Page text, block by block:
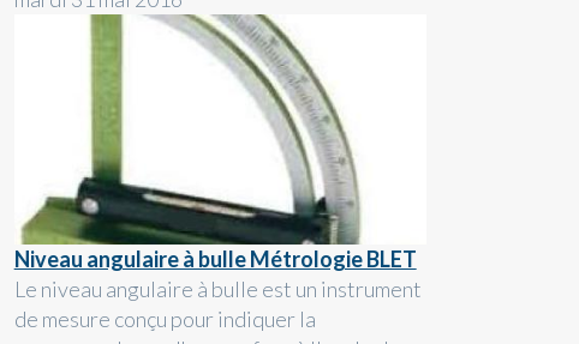
Niveau angulaire à bulle Métrologie BLET
Le niveau angulaire à bulle est un instrument
de mesure conçu pour indiquer la